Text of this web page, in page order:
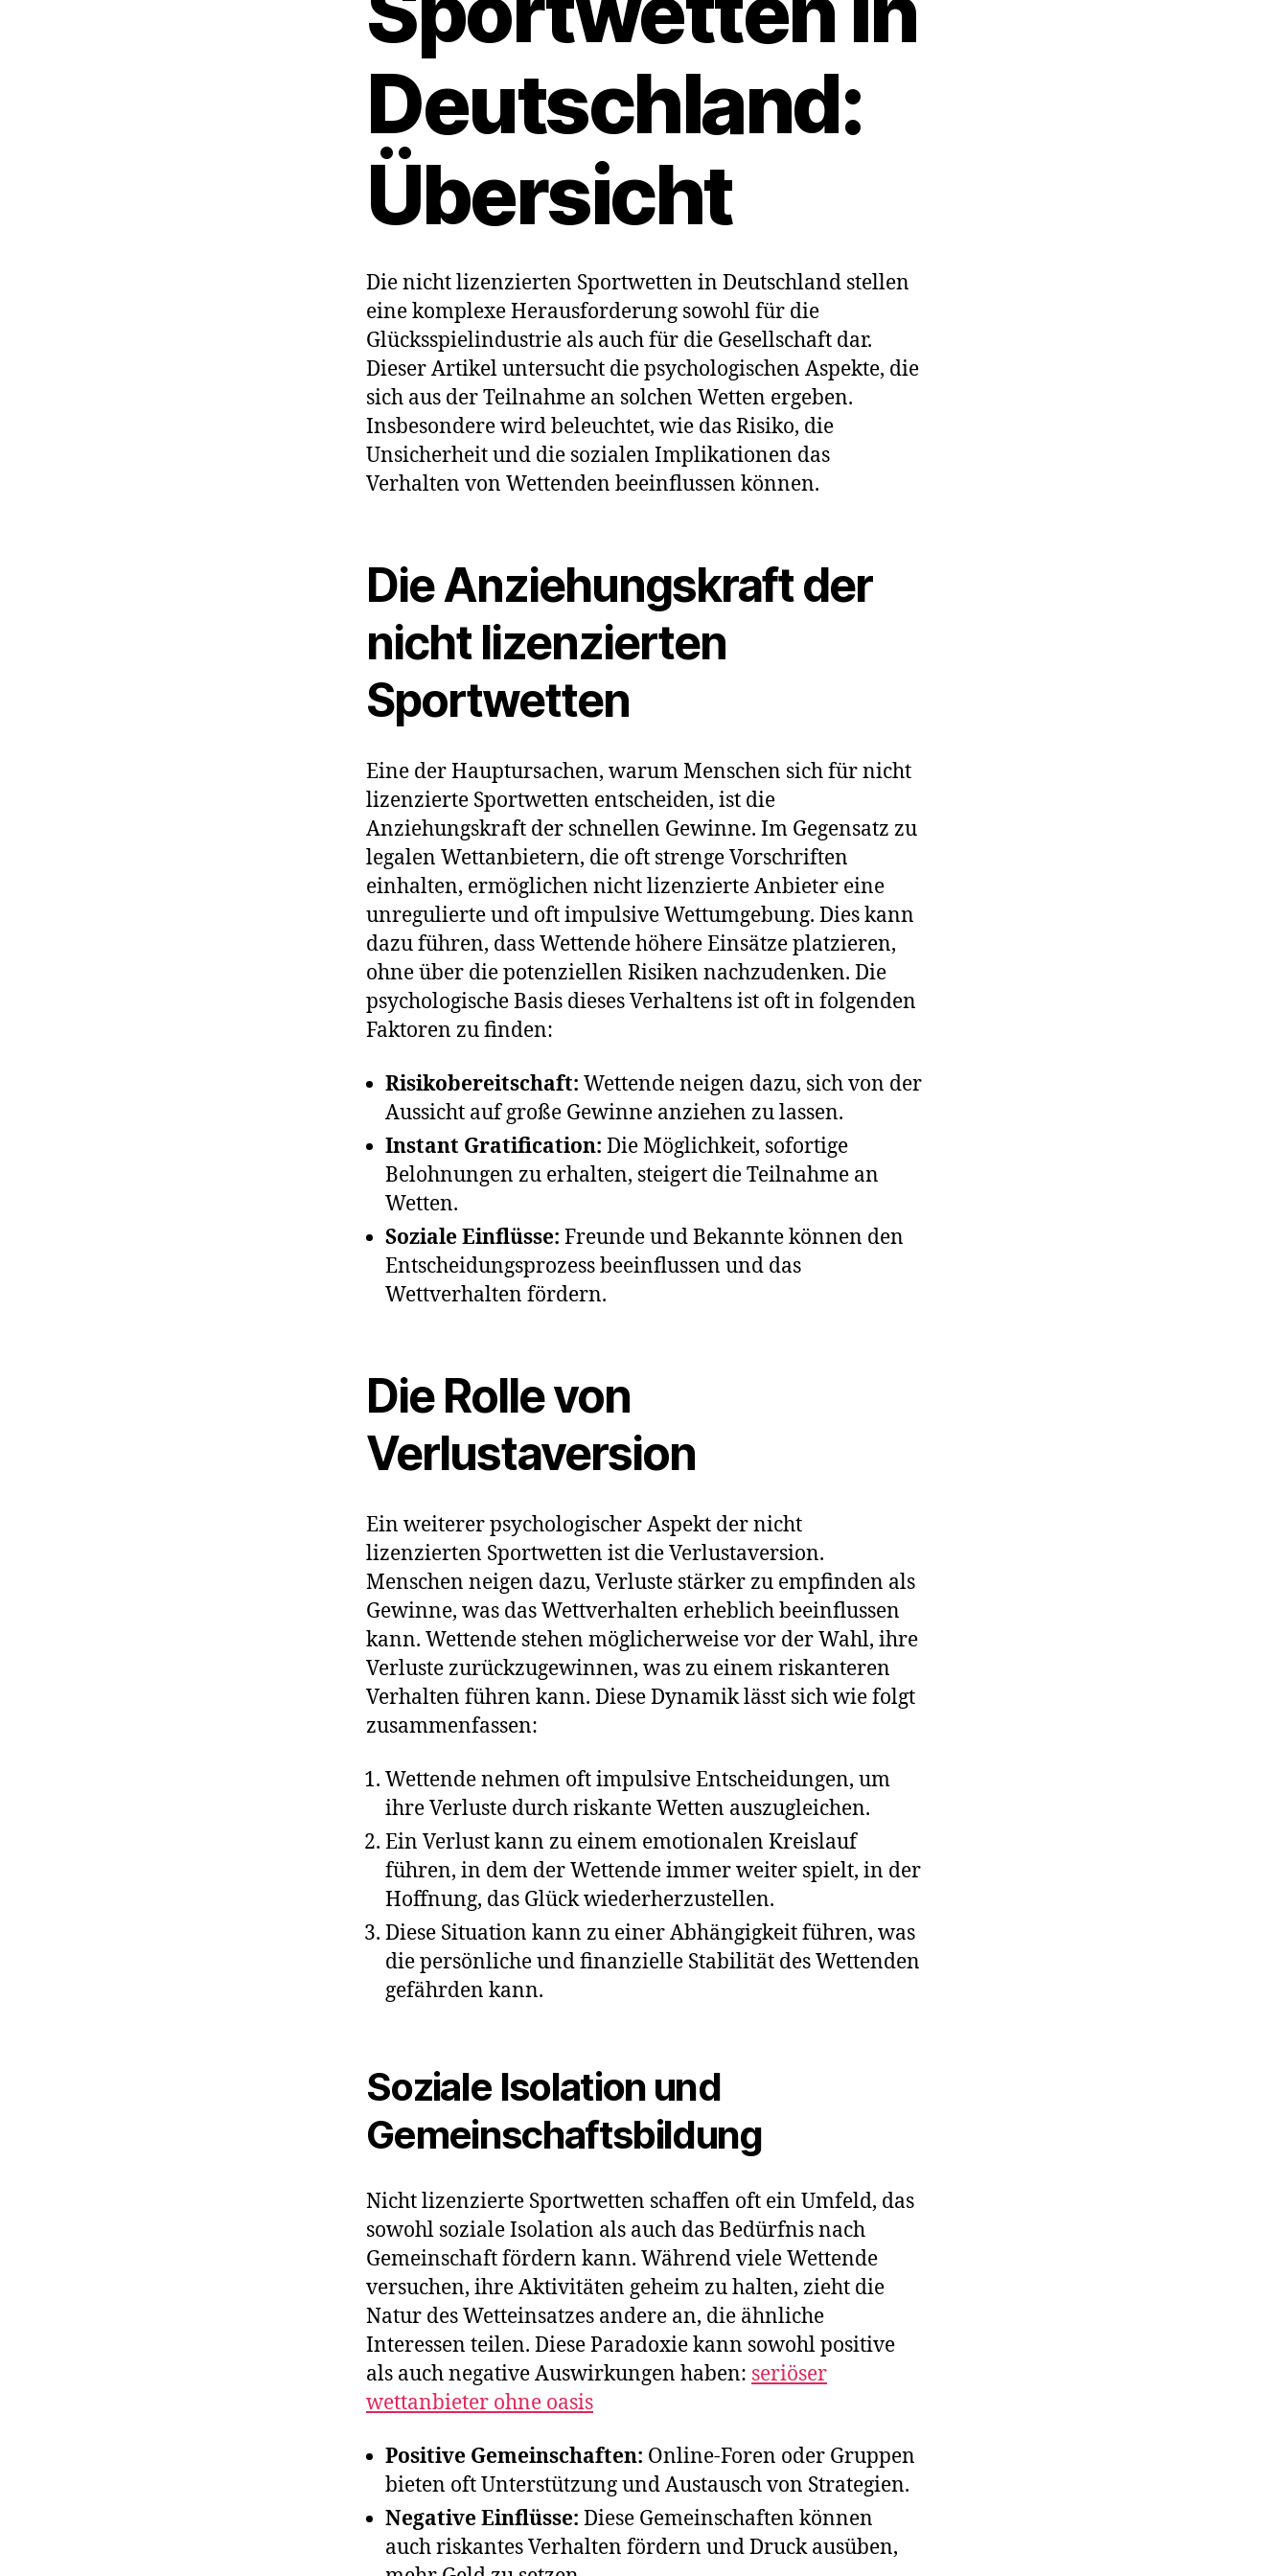
Deutschland:
Übersicht
Die nicht lizenzierten Sportwetten in Deutschland stellen
eine komplexe Herausforderung sowohl für die
Glücksspielindustrie als auch für die Gesellschaft dar.
Dieser Artikel untersucht die psychologischen Aspekte, die
sich aus der Teilnahme an solchen Wetten ergeben.
Insbesondere wird beleuchtet, wie das Risiko, die
Unsicherheit und die sozialen Implikationen das
Verhalten von Wettenden beeinflussen können.
Die Anziehungskraft der
nicht lizenzierten
Sportwetten
Eine der Hauptursachen, warum Menschen sich für nicht
lizenzierte Sportwetten entscheiden, ist die
Anziehungskraft der schnellen Gewinne. Im Gegensatz zu
legalen Wettanbietern, die oft strenge Vorschriften
einhalten, ermöglichen nicht lizenzierte Anbieter eine
unregulierte und oft impulsive Wettumgebung. Dies kann
dazu führen, dass Wettende höhere Einsätze platzieren,
ohne über die potenziellen Risiken nachzudenken. Die
psychologische Basis dieses Verhaltens ist oft in folgenden
Faktoren zu finden:
Risikobereitschaft: Wettende neigen dazu, sich von der
Aussicht auf große Gewinne anziehen zu lassen.
Instant Gratification: Die Möglichkeit, sofortige
Belohnungen zu erhalten, steigert die Teilnahme an
Wetten.
Soziale Einflüsse: Freunde und Bekannte können den
Entscheidungsprozess beeinflussen und das
Wettverhalten fördern.
Die Rolle von
Verlustaversion
Ein weiterer psychologischer Aspekt der nicht
lizenzierten Sportwetten ist die Verlustaversion.
Menschen neigen dazu, Verluste stärker zu empfinden als
Gewinne, was das Wettverhalten erheblich beeinflussen
kann. Wettende stehen möglicherweise vor der Wahl, ihre
Verluste zurückzugewinnen, was zu einem riskanteren
Verhalten führen kann. Diese Dynamik lässt sich wie folgt
zusammenfassen:
Wettende nehmen oft impulsive Entscheidungen, um
ihre Verluste durch riskante Wetten auszugleichen.
Ein Verlust kann zu einem emotionalen Kreislauf
führen, in dem der Wettende immer weiter spielt, in der
Hoffnung, das Glück wiederherzustellen.
Diese Situation kann zu einer Abhängigkeit führen, was
die persönliche und finanzielle Stabilität des Wettenden
gefährden kann.
Soziale Isolation und
Gemeinschaftsbildung
Nicht lizenzierte Sportwetten schaffen oft ein Umfeld, das
sowohl soziale Isolation als auch das Bedürfnis nach
Gemeinschaft fördern kann. Während viele Wettende
versuchen, ihre Aktivitäten geheim zu halten, zieht die
Natur des Wetteinsatzes andere an, die ähnliche
Interessen teilen. Diese Paradoxie kann sowohl positive
als auch negative Auswirkungen haben: seriöser
wettanbieter ohne oasis
Positive Gemeinschaften: Online-Foren oder Gruppen
bieten oft Unterstützung und Austausch von Strategien.
Negative Einflüsse: Diese Gemeinschaften können
auch riskantes Verhalten fördern und Druck ausüben,